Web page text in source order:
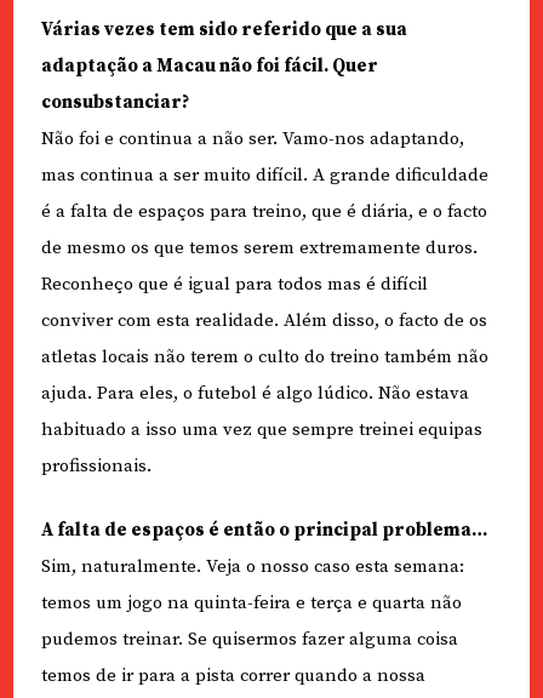
Várias vezes tem sido referido que a sua
adaptação a Macau não foi fácil. Quer
consubstanciar?
Não foi e continua a não ser. Vamo-nos adaptando,
mas continua a ser muito difícil. A grande dificuldade
é a falta de espaços para treino, que é diária, e o facto
de mesmo os que temos serem extremamente duros.
Reconheço que é igual para todos mas é difícil
conviver com esta realidade. Além disso, o facto de os
atletas locais não terem o culto do treino também não
ajuda. Para eles, o futebol é algo lúdico. Não estava
habituado a isso uma vez que sempre treinei equipas
profissionais.
A falta de espaços é então o principal problema…
Sim, naturalmente. Veja o nosso caso esta semana:
temos um jogo na quinta-feira e terça e quarta não
pudemos treinar. Se quisermos fazer alguma coisa
temos de ir para a pista correr quando a nossa